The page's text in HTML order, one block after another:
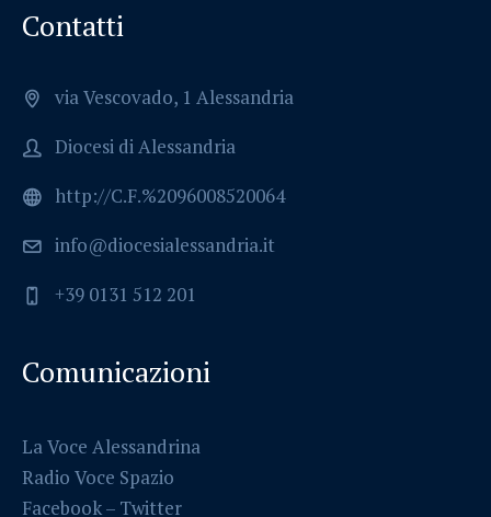
Contatti
via Vescovado, 1 Alessandria
Diocesi di Alessandria
http://C.F.%2096008520064
info@diocesialessandria.it
+39 0131 512 201
Comunicazioni
La Voce Alessandrina
Radio Voce Spazio
Facebook– Twitter